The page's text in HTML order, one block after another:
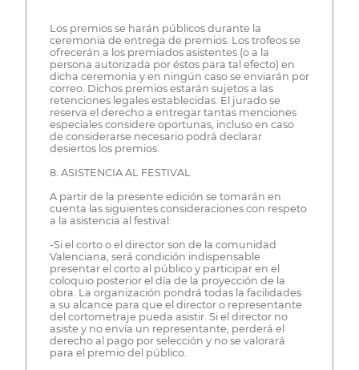
Los premios se harán públicos durante la
ceremonia de entrega de premios. Los trofeos se
ofrecerán a los premiados asistentes (o a la
persona autorizada por éstos para tal efecto) en
dicha ceremonia y en ningún caso se enviarán por
correo. Dichos premios estarán sujetos a las
retenciones legales establecidas. El jurado se
reserva el derecho a entregar tantas menciones
especiales considere oportunas, incluso en caso
de considerarse necesario podrá declarar
desiertos los premios.
8. ASISTENCIA AL FESTIVAL
A partir de la presente edición se tomarán en
cuenta las siguientes consideraciones con respeto
a la asistencia al festival:
-Si el corto o el director son de la comunidad
Valenciana, será condición indispensable
presentar el corto al público y participar en el
coloquio posterior el día de la proyección de la
obra. La organización pondrá todas la facilidades
a su alcance para que el director o representante
del cortometraje pueda asistir. Si el director no
asiste y no envía un representante, perderá el
derecho al pago por selección y no se valorará
para el premio del público.